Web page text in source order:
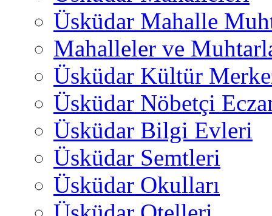
Üsküdar Mahalle
Mahalleler ve
Üsküdar Kültür
Üsküdar Nöbetçi
Üsküdar Bilgi Evleri
Üsküdar Semtleri
Üsküdar Okulları